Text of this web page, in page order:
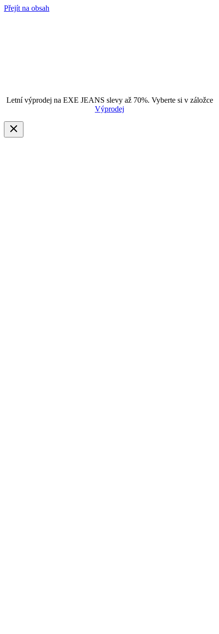
Přejít na obsah
Letní výprodej na EXE JEANS slevy až 70%. Vyberte si v záložce
Výprodej